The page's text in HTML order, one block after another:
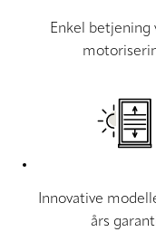
Enkel betjening
Innovative
års